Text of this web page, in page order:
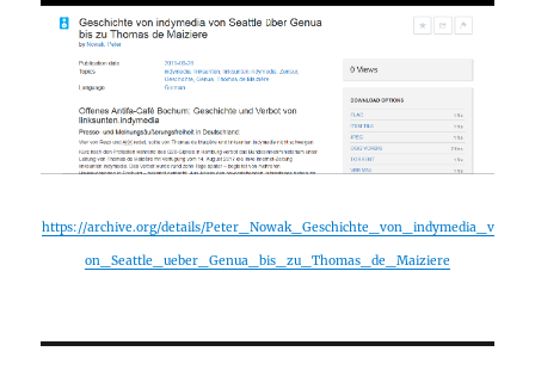
https://archive.org/details/Peter_Nowak_Geschichte_von_indymedia_v
on_Seattle_ueber_Genua_bis_zu_Thomas_de_Maiziere